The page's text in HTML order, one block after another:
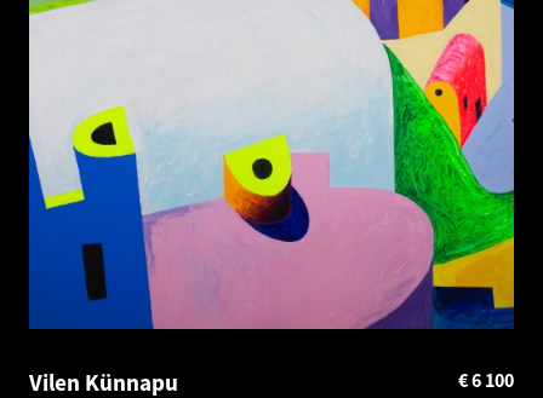
Vilen Künnapu
6 100
€